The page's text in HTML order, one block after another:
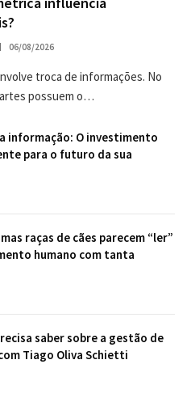
06/08/2026
troca de informações. No
possuem o…
informação: O investimento
para o futuro da sua
raças de cães parecem “ler”
humano com tanta
saber sobre a gestão de
Tiago Oliva Schietti